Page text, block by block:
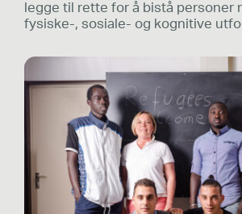
legge til rette for å bistå personer
fysiske-, sosiale- og kognitive